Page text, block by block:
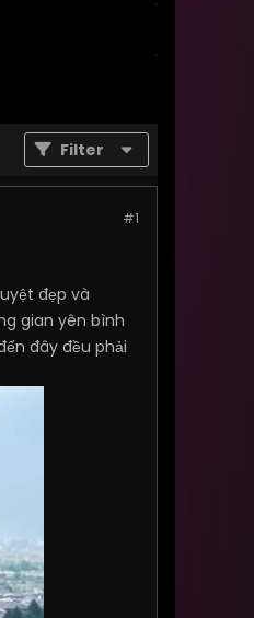
Filter
#1
đẹp và
gian yên bình
đây đều phải